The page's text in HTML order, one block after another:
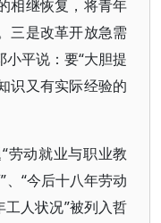
相继恢复，将青年
三是改革开放急需
平说：要“大胆提
识又有实际经验的
劳动就业与职业教
、“今后十八年劳动
工人状况”被列入哲